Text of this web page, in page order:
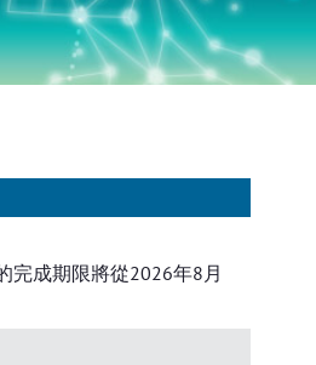
完成期限將從2026年8月